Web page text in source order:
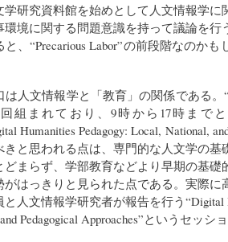
学研究資料館を始めとして人文情報学
環境に関する問題意識を持って議論を
、“Precarious Labor”の前段階なのか
は人文情報学と「教育」の関係である。
組まれており、9時から17時まで
Humanities Pedagogy: Local, National,
と思われる点は、専門的な人文学の基
どまらず、学部教育などより早期の基
がはっきりと見られた点である。実際
人文情報学研究者が報告を行う“Digital
and Pedagogical Approaches”というセッ